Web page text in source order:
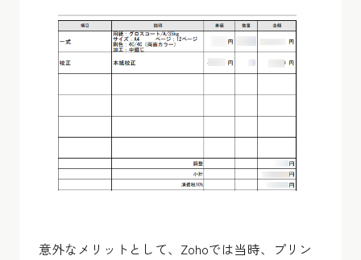
意外なメリットとして、Zohoでは当時、プリン